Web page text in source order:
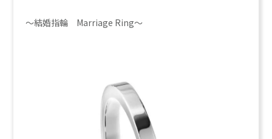
～結婚指輪 Marriage Ring～